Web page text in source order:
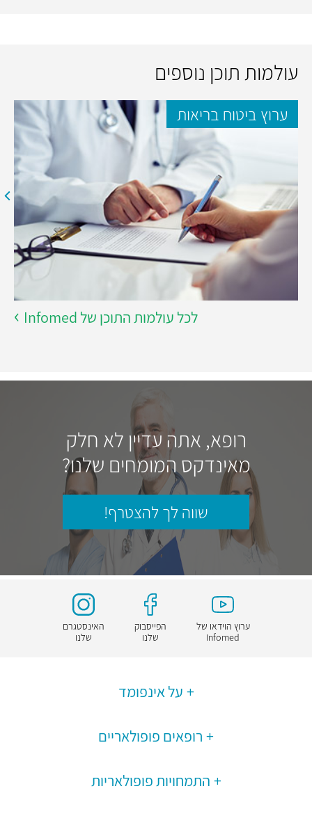
עולמות תוכן נוספים
ערוץ ביטוח בריאות
לכל עולמות התוכן של Infomed
רופא, אתה עדיין לא חלק
מאינדקס המומחים שלנו?
שווה לך להצטרף!
ערוץ הוידאו של
Infomed
הפייסבוק
שלנו
האינסטגרם
שלנו
על אינפומד
רופאים פופולאריים
התמחויות פופולאריות